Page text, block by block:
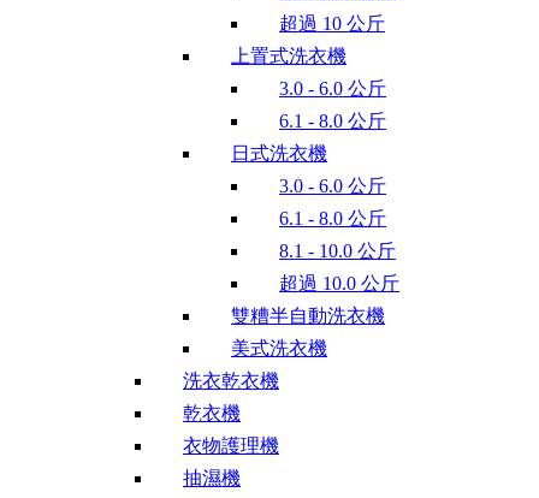
超過 10 公斤
上置式洗衣機
3.0 - 6.0 公斤
6.1 - 8.0 公斤
日式洗衣機
3.0 - 6.0 公斤
6.1 - 8.0 公斤
8.1 - 10.0 公斤
超過 10.0 公斤
雙糟半自動洗衣機
美式洗衣機
洗衣乾衣機
乾衣機
衣物護理機
抽濕機